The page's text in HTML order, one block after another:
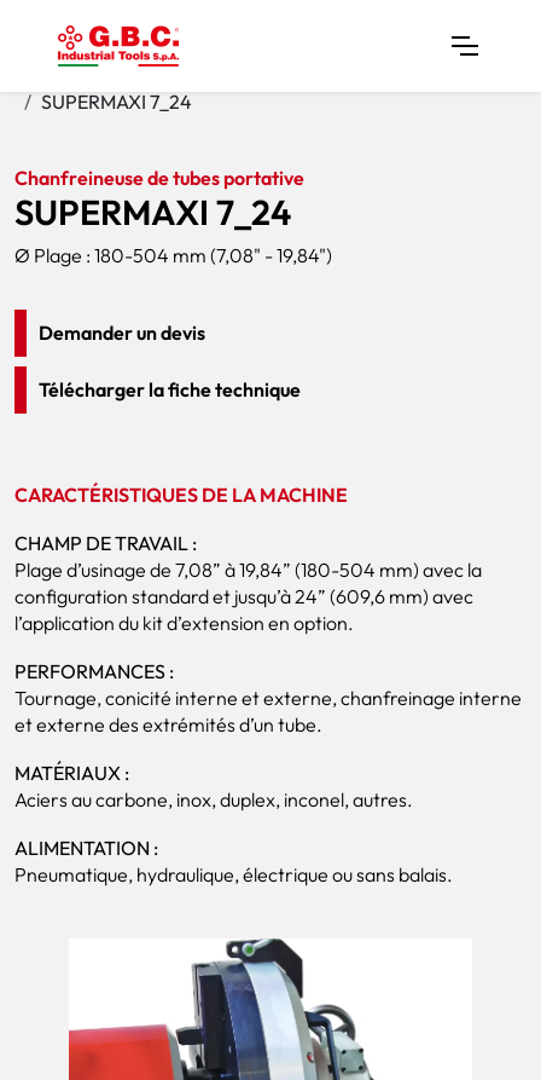
Home Produits
SUPERMAXI 7_24
Chanfreineuse de tubes portative
SUPERMAXI 7_24
Ø Plage : 180-504 mm (7,08" - 19,84")
Demander un devis
Télécharger la fiche technique
CARACTÉRISTIQUES DE LA MACHINE
CHAMP DE TRAVAIL :
Plage d’usinage de 7,08” à 19,84” (180-504 mm) avec la
configuration standard et jusqu’à 24” (609,6 mm) avec
l’application du kit d’extension en option.
PERFORMANCES :
Tournage, conicité interne et externe, chanfreinage interne
et externe des extrémités d’un tube.
MATÉRIAUX :
Aciers au carbone, inox, duplex, inconel, autres.
ALIMENTATION :
Pneumatique, hydraulique, électrique ou sans balais.